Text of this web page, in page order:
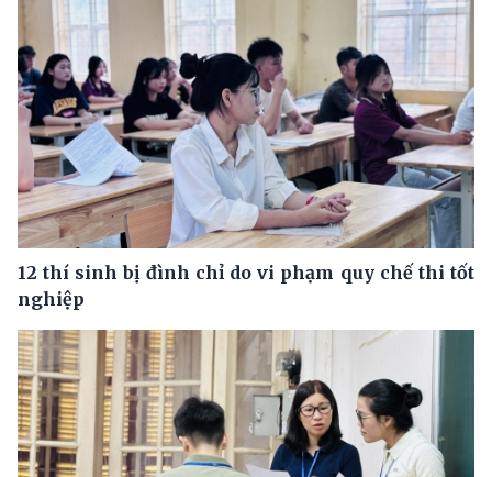
12 thí sinh bị đình chỉ do vi phạm quy chế thi tốt
nghiệp